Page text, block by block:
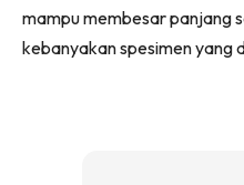
mampu membesar panjang
kebanyakan spesimen yang